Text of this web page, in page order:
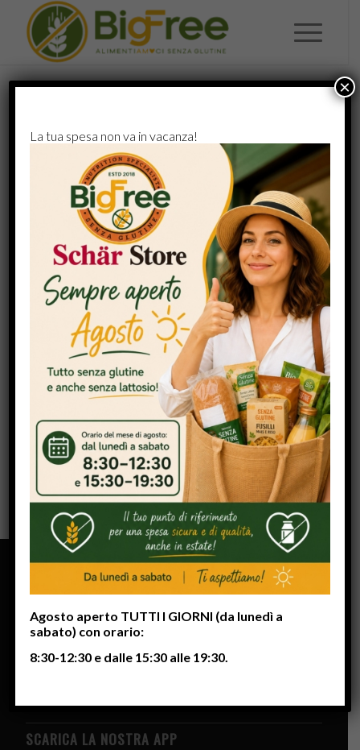
CIAO MONDO!
Ti diamo il benvenuto in WordPress. Questo è il tuo
primo articolo. Modificalo o eliminalo e quindi inizia a
scrivere!
26 MAGGIO 2026
/ DA BIGFREE
CONDIVIDI QUESTO ARTICOLO
Negozio e Bar a Vicenza con prodotti senza Glutine
per Celiaci e Amanti del benessere.
SCARICA LA NOSTRA APP
La tua spesa non va in vacanza!
Agosto aperto TUTTI I GIORNI (da lunedì a
sabato) con orario:
8:30-12:30 e dalle 15:30 alle 19:30.
×